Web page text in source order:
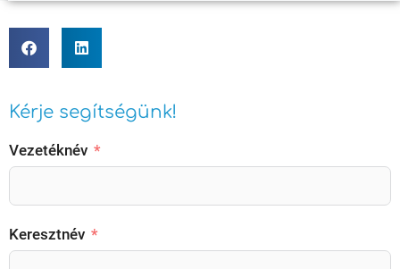
Kérje segítségünk!
Vezetéknév
Keresztnév